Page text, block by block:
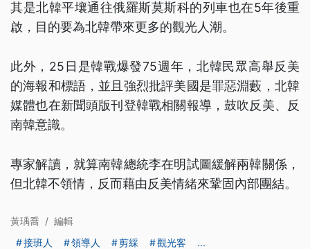
其是北韓平壤通往俄羅斯莫斯科的列車也在5年後重
啟，目的要為北韓帶來更多的觀光人潮。
此外，25日是韓戰爆發75週年，北韓民眾高舉反美
的海報和標語，並且強烈批評美國是罪惡淵藪，北韓
媒體也在新聞頭版刊登韓戰相關報導，鼓吹反美、反
南韓意識。
專家解讀，就算南韓總統李在明試圖緩解兩韓關係，
但北韓不領情，反而藉由反美情緒來鞏固內部團結。
黃瑀喬 / 編輯
接班人
領導人 剪綵 觀光客 ...